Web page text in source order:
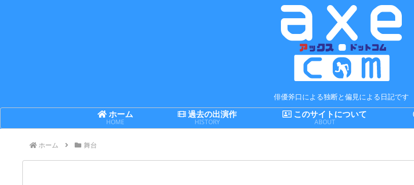
俳優斧口による独断と偏見による日記です
ホーム
HOME
過去の出演作
HISTORY
このサイトについて
ABOUT
ホーム 舞台